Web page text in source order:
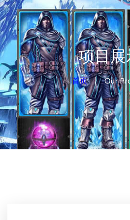
项目展
首页 Our